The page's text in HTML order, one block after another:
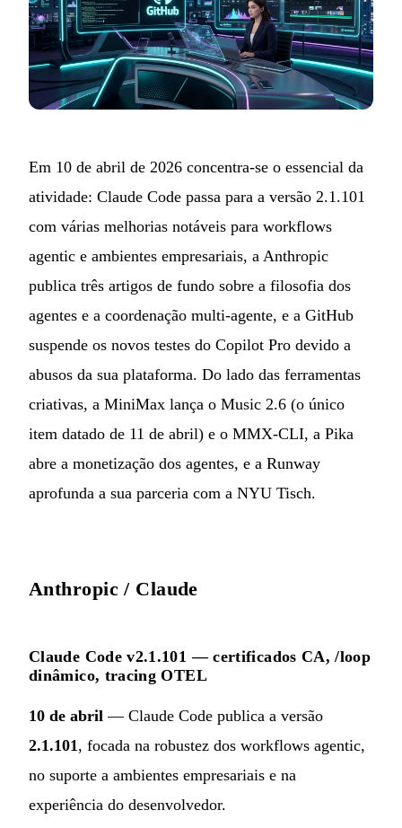
Em 10 de abril de 2026 concentra-se o essencial da
atividade: Claude Code passa para a versão 2.1.101
com várias melhorias notáveis para workflows
agentic e ambientes empresariais, a Anthropic
publica três artigos de fundo sobre a filosofia dos
agentes e a coordenação multi-agente, e a GitHub
suspende os novos testes do Copilot Pro devido a
abusos da sua plataforma. Do lado das ferramentas
criativas, a MiniMax lança o Music 2.6 (o único
item datado de 11 de abril) e o MMX-CLI, a Pika
abre a monetização dos agentes, e a Runway
aprofunda a sua parceria com a NYU Tisch.
Anthropic / Claude
Claude Code v2.1.101 — certificados CA, /loop
dinâmico, tracing OTEL
10 de abril — Claude Code publica a versão
2.1.101, focada na robustez dos workflows agentic,
no suporte a ambientes empresariais e na
experiência do desenvolvedor.